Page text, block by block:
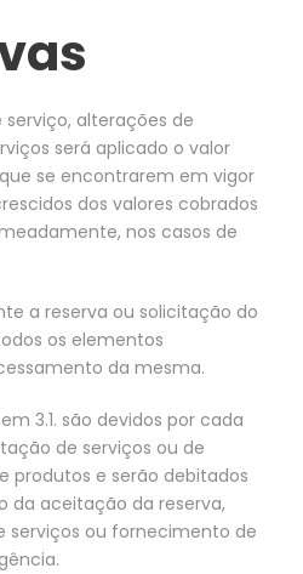
serviço, alterações de
será aplicado o valor
se encontrarem em vigor
dos valores cobrados
nos casos de
a reserva ou solicitação do
os elementos
da mesma.
3.1. são devidos por cada
de serviços ou de
produtos e serão debitados
da aceitação da reserva,
serviços ou fornecimento de